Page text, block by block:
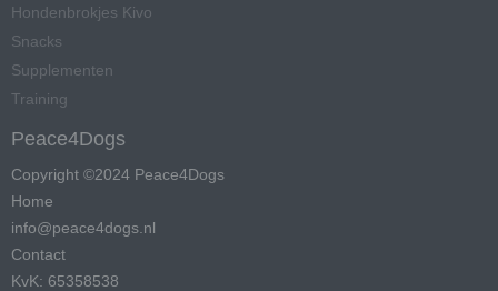
Hondenbrokjes Kivo
Snacks
Supplementen
Training
Peace4Dogs
Copyright ©2024 Peace4Dogs
Home
info@peace4dogs.nl
Contact
KvK: 65358538